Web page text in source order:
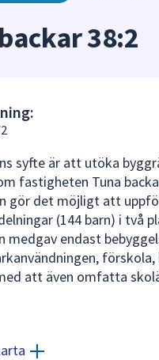
38:2
syfte är att utöka
fastigheten Tuna
gör det möjligt att
(144 barn) i två
medgav endast
att även omfatta